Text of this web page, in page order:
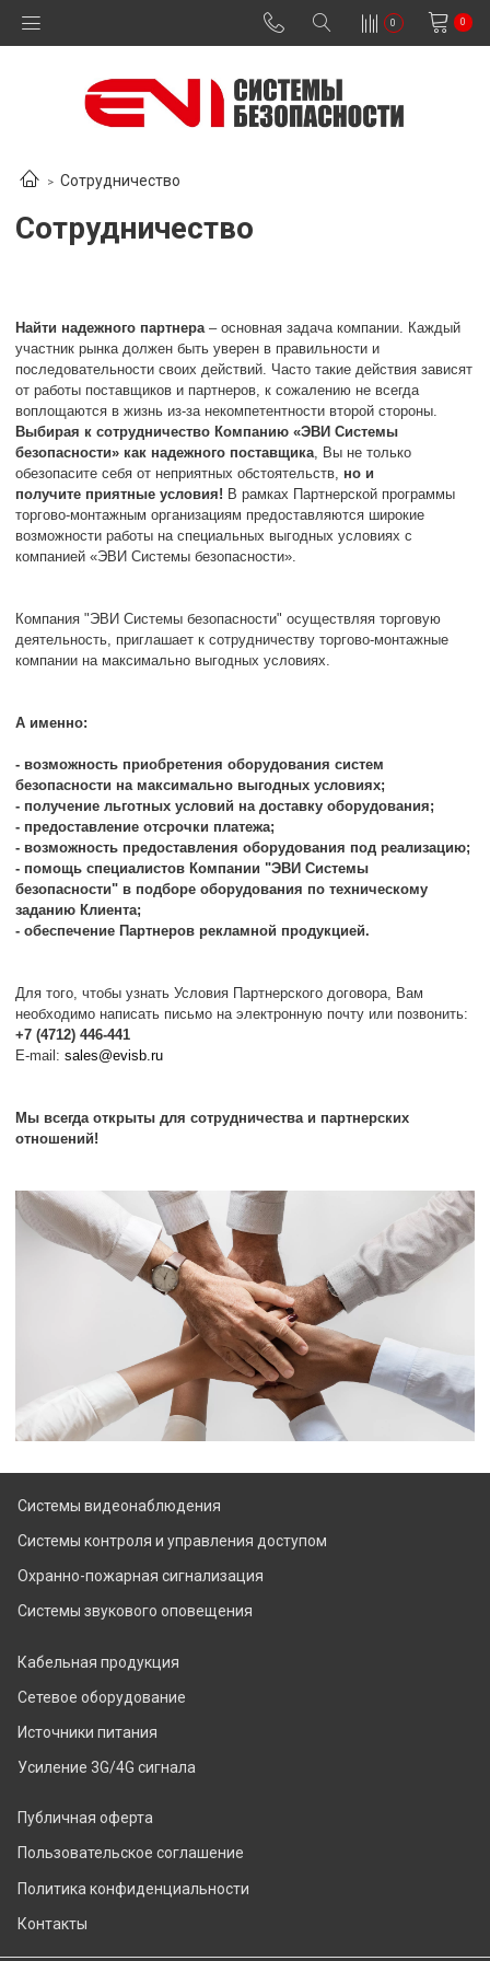
0 0
Сотрудничество
Сотрудничество
Найти надежного партнера– основная задача компании. Каждый
участник рынка должен быть уверен в правильности и
последовательности своих действий. Часто такие действия зависят
от работы поставщиков и партнеров, к сожалению не всегда
воплощаются в жизнь из-за некомпетентности второй стороны.
Выбирая к сотрудничество Компанию «ЭВИ Системы
безопасности» как надежного поставщика, Вы не только
обезопасите себя от неприятных обстоятельств, но и
получите приятные условия! В рамках Партнерской программы
торгово-монтажным организациям предоставляются широкие
возможности работы на специальных выгодных условиях с
компанией «ЭВИ Системы безопасности».
Компания "ЭВИ Системы безопасности" осуществляя торговую
деятельность, приглашает к сотрудничеству торгово-монтажные
компании на максимально выгодных условиях.
А именно:
- возможность приобретения оборудования систем
безопасности на максимально выгодных условиях;
- получение льготных условий на доставку оборудования;
- предоставление отсрочки платежа;
- возможность предоставления оборудования под реализацию;
- помощь специалистов Компании "ЭВИ Системы
безопасности" в подборе оборудования по техническому
заданию Клиента;
- обеспечение Партнеров рекламной продукцией.
Для того, чтобы узнать Условия Партнерского договора, Вам
необходимо написать письмо на электронную почту или позвонить:
+7 (4712) 446-441
E-mail: sales@evisb.ru
Мы всегда открыты для сотрудничества и партнерских
отношений!
Системы видеонаблюдения
Системы контроля и управления доступом
Охранно-пожарная сигнализация
Системы звукового оповещения
Кабельная продукция
Сетевое оборудование
Источники питания
Усиление 3G/4G сигнала
Публичная оферта
Пользовательское соглашение
Политика конфиденциальности
Контакты